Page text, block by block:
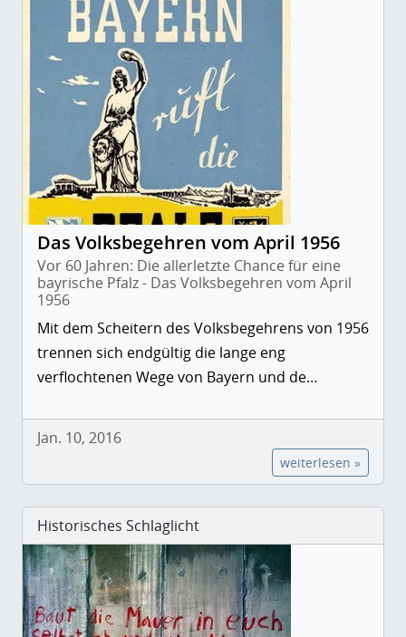
Das Volksbegehren vom April 1956
Vor 60 Jahren: Die allerletzte Chance für eine
bayrische Pfalz - Das Volksbegehren vom April
1956
Mit dem Scheitern des Volksbegehrens von 1956
trennen sich endgültig die lange eng
verflochtenen Wege von Bayern und de…
Jan. 10, 2016
weiterlesen »
Historisches Schlaglicht